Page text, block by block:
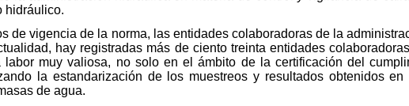
hidráulico.
de vigencia de la norma, las entidades colaboradoras de la
hay registradas más de ciento treinta entidades
muy valiosa, no solo en el ámbito de la certificación del
la estandarización de los muestreos y resultados obtenidos
de agua.